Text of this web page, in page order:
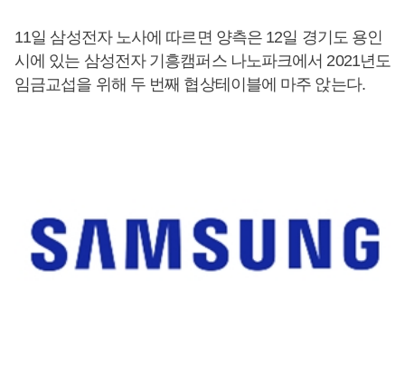
11일 삼성전자 노사에 따르면 양측은 12일 경기도 용인
시에 있는 삼성전자 기흥캠퍼스 나노파크에서 2021년도
임금교섭을 위해 두 번째 협상테이블에 마주 앉는다.